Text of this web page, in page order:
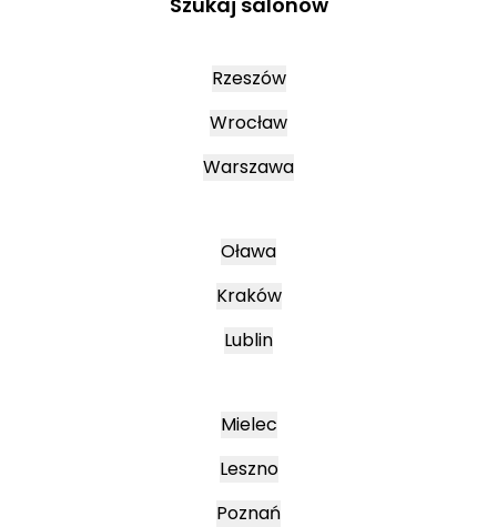
Rzeszów
Wrocław
Warszawa
Oława
Kraków
Lublin
Mielec
Leszno
Poznań